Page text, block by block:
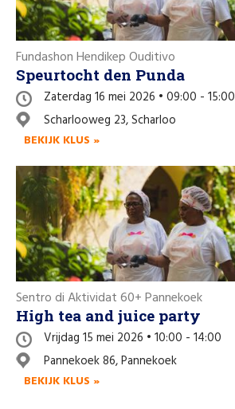
Zoeken
Fundashon Hendikep Ouditivo
Speurtocht den Punda
Zaterdag 16 mei 2026 • 09:00 - 15:00
Scharlooweg 23, Scharloo
BEKIJK KLUS »
Sentro di Aktividat 60+ Pannekoek
High tea and juice party
Vrijdag 15 mei 2026 • 10:00 - 14:00
Pannekoek 86, Pannekoek
BEKIJK KLUS »